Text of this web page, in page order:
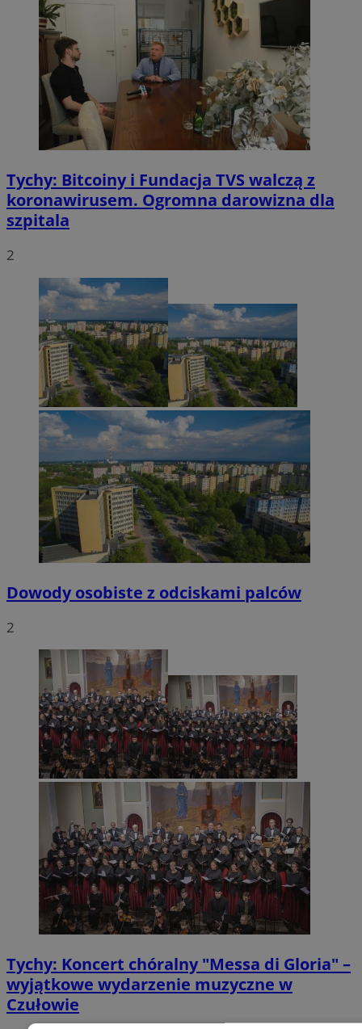
Tychy: Bitcoiny i Fundacja TVS walczą z
koronawirusem. Ogromna darowizna dla
szpitala
2
Dowody osobiste z odciskami palców
2
Tychy: Koncert chóralny "Messa di Gloria" –
wyjątkowe wydarzenie muzyczne w
Czułowie